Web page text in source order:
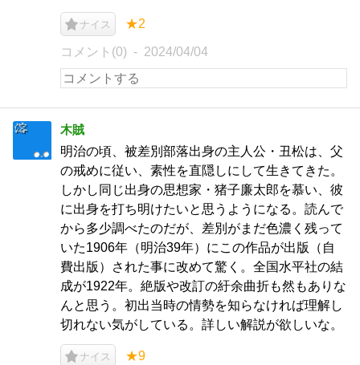
ナイス ★2
コメント(0) 2024/04/04
木賊
明治の頃、被差別部落出身の主人公・丑松は、父
の戒めに従い、素性を直隠しにして生きてきた。
しかし同じ出身の思想家・猪子廉太郎を慕い、彼
に出身を打ち明けたいと思うようになる。読んで
から多少調べたのだが、差別がまだ色濃く残って
いた1906年（明治39年）にこの作品が出版（自
費出版）された事に改めて驚く。全国水平社の結
成が1922年。絶版や改訂の紆余曲折も然もありな
んと思う。初出当時の情勢を知らなければ理解し
切れない気がしている。詳しい解説が欲しいな。
ナイス ★9